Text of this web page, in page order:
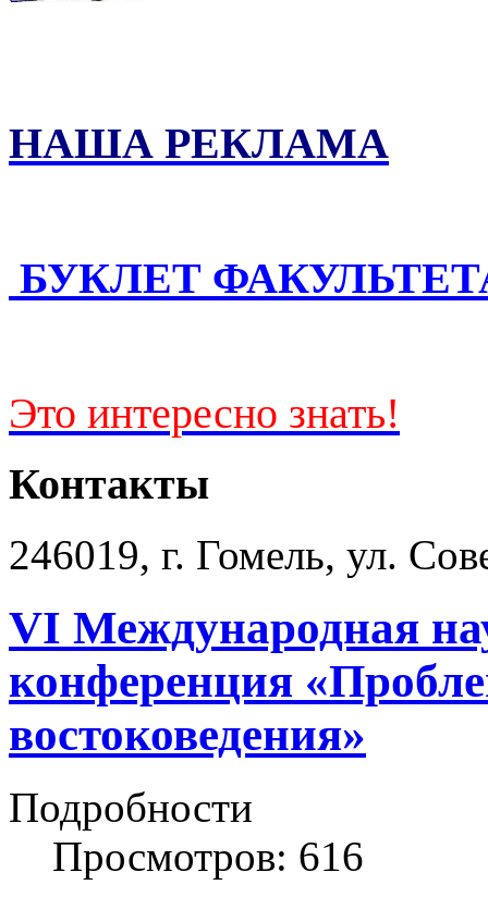
НАША РЕКЛАМА
БУКЛЕТ
Это интересно знать!
Контакты
246019, г. Гомель, ул.
VI Международная
конференция
востоковедения»
Подробности
Просмотров: 616